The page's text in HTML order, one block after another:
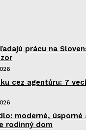
prácu na
cez agentúru: 7
moderné, úsporné
rodinný dom